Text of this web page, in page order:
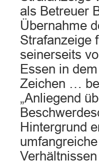
als Betreuer
Übernahme
Strafanzeige
seinerseits
Essen in
Zeichen …
„Anliegend
Hintergrund